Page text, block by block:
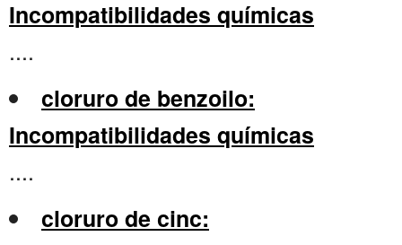
Incompatibilidades químicas
....
cloruro de benzoilo:
Incompatibilidades químicas
....
cloruro de cinc: